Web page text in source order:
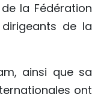
la Fédération
de la
ainsi que sa
ont